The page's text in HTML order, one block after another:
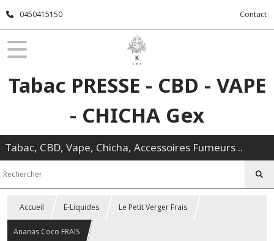
0450415150 Contact
Tabac PRESSE - CBD - VAPE
- CHICHA Gex
Tabac, CBD, Vape, Chicha, Accessoires Fumeurs ..
Accueil E-Liquides Le Petit Verger Frais
Ananas Coco FRAIS